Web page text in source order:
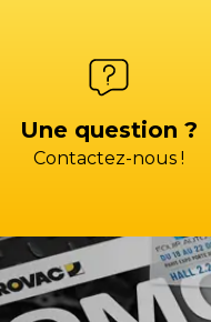
Une question ?
Contactez-nous !